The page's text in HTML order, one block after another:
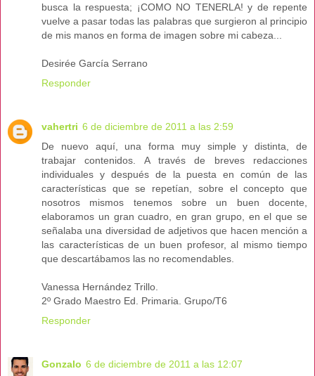
busca la respuesta; ¡COMO NO TENERLA! y de repente
vuelve a pasar todas las palabras que surgieron al principio
de mis manos en forma de imagen sobre mi cabeza...
Desirée García Serrano
Responder
vahertri 6 de diciembre de 2011 a las 2:59
De nuevo aquí, una forma muy simple y distinta, de
trabajar contenidos. A través de breves redacciones
individuales y después de la puesta en común de las
características que se repetían, sobre el concepto que
nosotros mismos tenemos sobre un buen docente,
elaboramos un gran cuadro, en gran grupo, en el que se
señalaba una diversidad de adjetivos que hacen mención a
las características de un buen profesor, al mismo tiempo
que descartábamos las no recomendables.
Vanessa Hernández Trillo.
2º Grado Maestro Ed. Primaria. Grupo/T6
Responder
Gonzalo 6 de diciembre de 2011 a las 12:07